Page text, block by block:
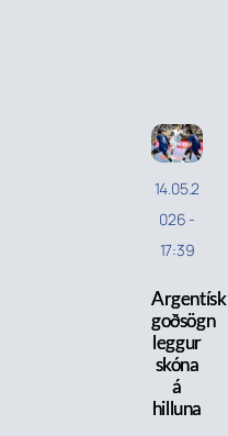
14.05.2
026 -
17:39
Argentísk
goðsögn
leggur
skóna
á
hilluna